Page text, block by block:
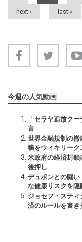
next › last »
今週の人気動画
「セラヤ追放ク
言
世界金融規制の
稿をウィキリーク
米政府の経済封
後押し
デュポンとの闘
な健康リスクを隠
ジョセフ・ステ
済のルールを書き